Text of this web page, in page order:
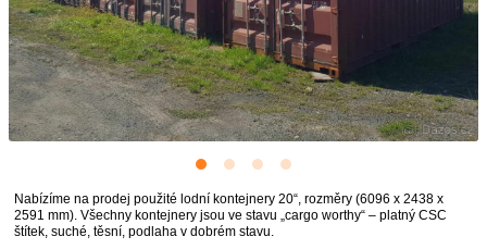
Nabízíme na prodej použité lodní kontejnery 20“, rozměry (6096 x 2438 x
2591 mm). Všechny kontejnery jsou ve stavu „cargo worthy“ – platný CSC
štítek, suché, těsní, podlaha v dobrém stavu.